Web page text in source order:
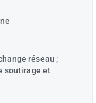
réseau ;
soutirage et